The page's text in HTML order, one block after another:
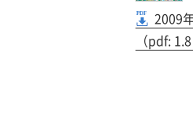
2009
（pdf: